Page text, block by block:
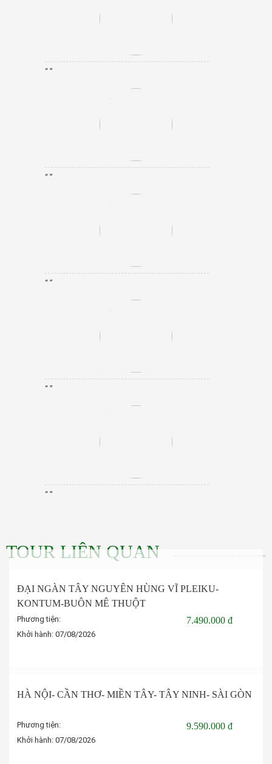
“ ”
“ ”
“ ”
“ ”
“ ”
TOUR LIÊN QUAN
ĐẠI NGÀN TÂY NGUYÊN HÙNG VĨ PLEIKU-
KONTUM-BUÔN MÊ THUỘT
Phương tiện:
Khởi hành: 07/08/2026
7.490.000 đ
HÀ NỘI- CẦN THƠ- MIỀN TÂY- TÂY NINH- SÀI GÒN
Phương tiện:
Khởi hành: 07/08/2026
9.590.000 đ